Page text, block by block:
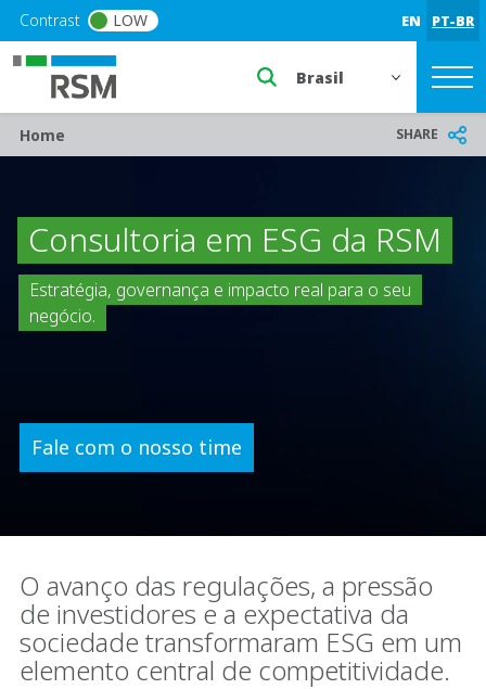
Skip to main content
Contrast LOW EN PT-BR
Select a region or
Breadcrumb
Home SHARE
Consultoria em ESG da RSM
Estratégia, governança e impacto real para o seu
negócio.
Fale com o nosso time
O avanço das regulações, a pressão
de investidores e a expectativa da
sociedade transformaram ESG em um
elemento central de competitividade.